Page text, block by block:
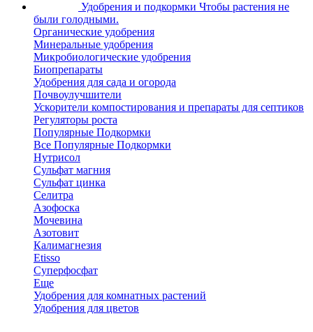
Удобрения и подкормки Чтобы растения не
были голодными.
Органические удобрения
Минеральные удобрения
Микробиологические удобрения
Биопрепараты
Удобрения для сада и огорода
Почвоулучшители
Ускорители компостирования и препараты для септиков
Регуляторы роста
Популярные Подкормки
Все Популярные Подкормки
Нутрисол
Сульфат магния
Сульфат цинка
Селитра
Азофоска
Мочевина
Азотовит
Калимагнезия
Etisso
Суперфосфат
Еще
Удобрения для комнатных растений
Удобрения для цветов